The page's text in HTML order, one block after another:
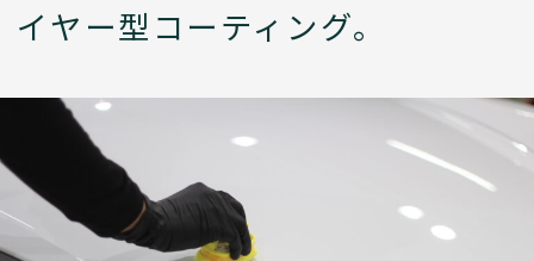
イヤー型コーティング。